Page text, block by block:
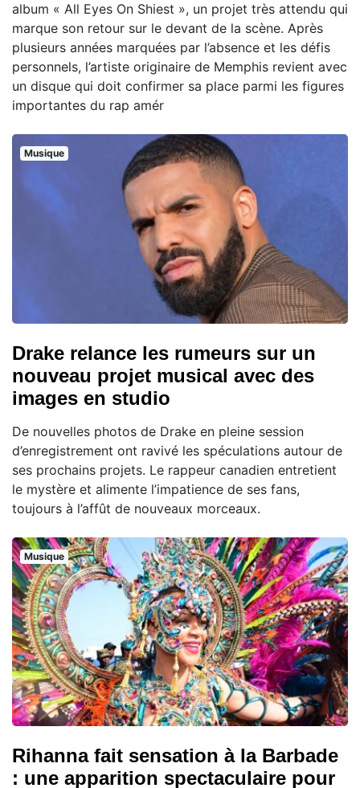
album « All Eyes On Shiest », un projet très attendu qui
marque son retour sur le devant de la scène. Après
plusieurs années marquées par l’absence et les défis
personnels, l’artiste originaire de Memphis revient avec
un disque qui doit confirmer sa place parmi les figures
importantes du rap amér
Musique
Drake relance les rumeurs sur un
nouveau projet musical avec des
images en studio
De nouvelles photos de Drake en pleine session
d’enregistrement ont ravivé les spéculations autour de
ses prochains projets. Le rappeur canadien entretient
le mystère et alimente l’impatience de ses fans,
toujours à l’affût de nouveaux morceaux.
Musique
Rihanna fait sensation à la Barbade
: une apparition spectaculaire pour